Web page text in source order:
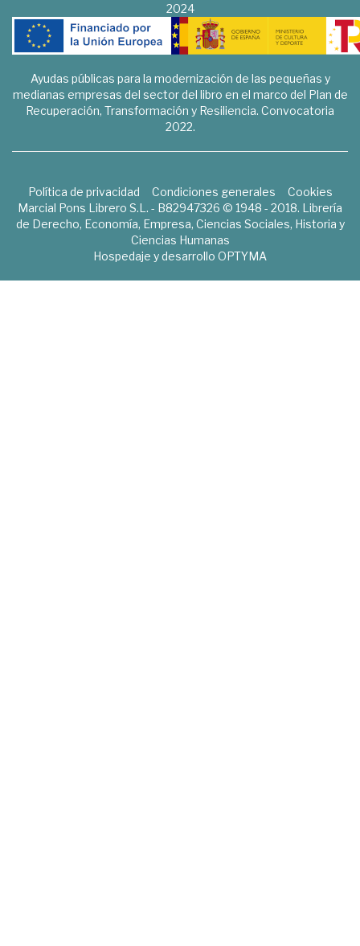
2024
Ayudas públicas para la modernización de las pequeñas y
medianas empresas del sector del libro en el marco del Plan de
Recuperación, Transformación y Resiliencia. Convocatoria
2022.
Política de privacidad Condiciones generales
Cookies
Marcial Pons Librero S.L. - B82947326 © 1948 - 2018. Librería
de Derecho, Economía, Empresa, Ciencias Sociales, Historia y
Ciencias Humanas
Hospedaje y desarrollo OPTYMA